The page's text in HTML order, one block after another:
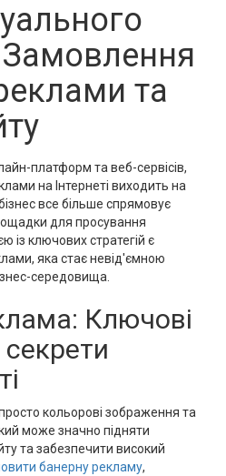
Замовлення
та
платформ та веб-сервісів,
на Інтернеті виходить на
все більше спрямовує
для просування
із ключових стратегій є
яка стає невід'ємною
середовища.
Ключові
кольорові зображення та
може значно підняти
та забезпечити високий
банерну рекламу,